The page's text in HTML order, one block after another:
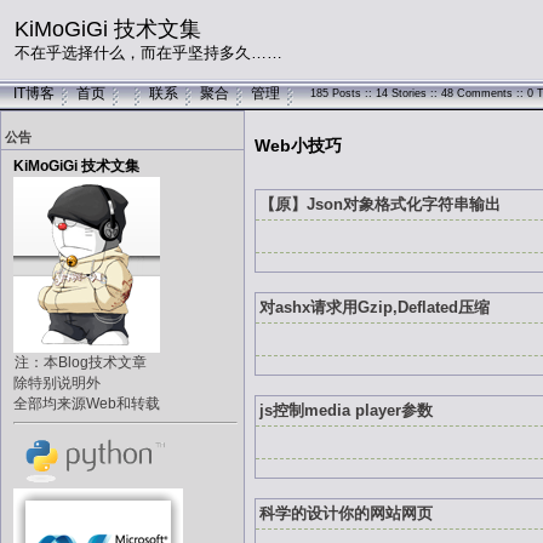
KiMoGiGi 技术文集
不在乎选择什么，而在乎坚持多久……
IT博客 首页 联系 聚合 管理 185 Posts :: 14 Stories :: 48 Comments :: 0
公告
KiMoGiGi 技术文集
注：本Blog技术文章
除特别说明外
全部均来源Web和转载
Web小技巧
【原】Json对象格式化字符串输出
对ashx请求用Gzip,Deflated压缩
js控制media player参数
科学的设计你的网站网页